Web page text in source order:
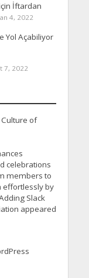
İftardan
4, 2022
Yol Açabiliyor
7, 2022
of
celebrations
members to
effortlessly by
Slack
appeared